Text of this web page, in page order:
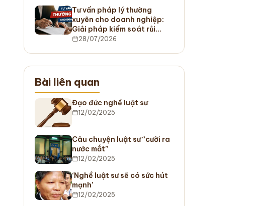
Tư vấn pháp lý thường
xuyên cho doanh nghiệp:
Giải pháp kiểm soát rủi…
28/07/2026
Bài liên quan
Đạo đức nghề luật sư
12/02/2025
Câu chuyện luật sư “cười ra
nước mắt”
12/02/2025
‘Nghề luật sư sẽ có sức hút
mạnh’
12/02/2025